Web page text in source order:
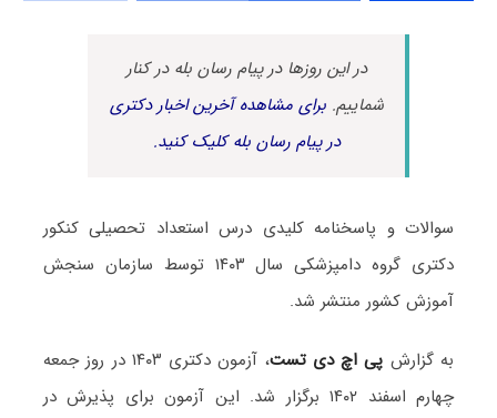
در این روزها در پیام رسان بله در کنار
شماییم.برای مشاهده آخرین اخبار دکتری
در پیام رسان بله کلیک کنید.
سوالات و پاسخنامه کلیدی درس استعداد تحصیلی کنکور
دکتری گروه دامپزشکی سال ۱۴۰۳ توسط سازمان سنجش
آموزش کشور منتشر شد.
به گزارش پی اچ دی تست
، آزمون دکتری ۱۴۰۳ در روز جمعه
چهارم اسفند ۱۴۰۲ برگزار شد. این آزمون برای پذیرش در